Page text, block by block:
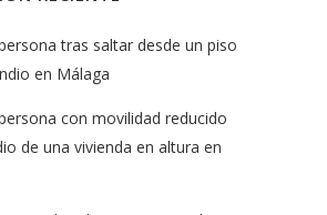
tras saltar desde un piso
en Málaga
con movilidad reducido
de una vivienda en altura en